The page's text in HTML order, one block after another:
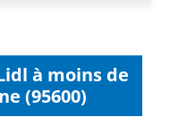
à moins de
(95600)